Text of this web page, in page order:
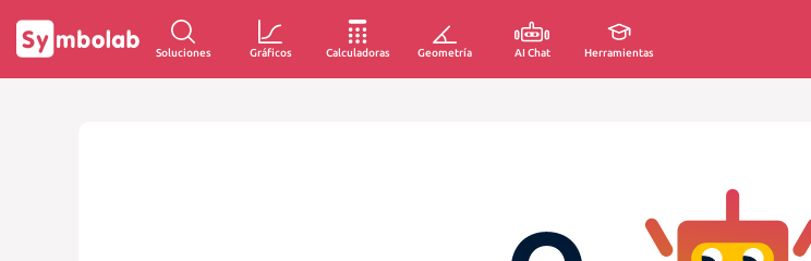
Soluciones Gráficos Calculadoras Geometría AI Chat Herramientas